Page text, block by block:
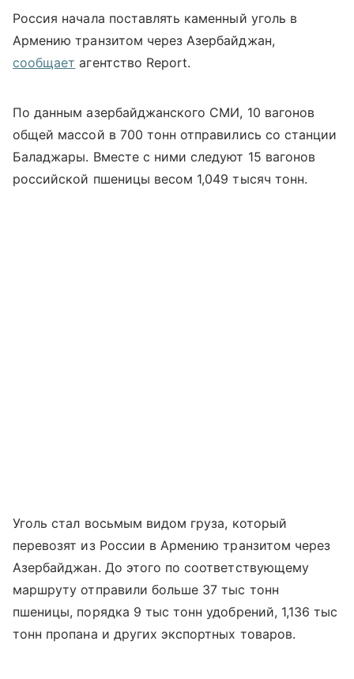
Россия начала поставлять каменный уголь в
Армению транзитом через Азербайджан,
сообщает агентство Report.
По данным азербайджанского СМИ, 10 вагонов
общей массой в 700 тонн отправились со станции
Баладжары. Вместе с ними следуют 15 вагонов
российской пшеницы весом 1,049 тысяч тонн.
Уголь стал восьмым видом груза, который
перевозят из России в Армению транзитом через
Азербайджан. До этого по соответствующему
маршруту отправили больше 37 тыс тонн
пшеницы, порядка 9 тыс тонн удобрений, 1,136 тыс
тонн пропана и других экспортных товаров.